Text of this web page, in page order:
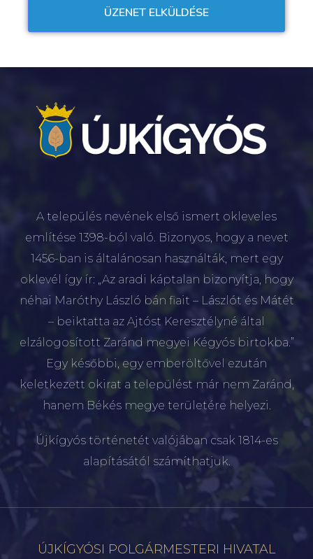
A település nevének első ismert okleveles
említése 1398-ból való. Bizonyos, hogy a nevet
1456-ban is általánosan használták, mert egy
oklevél így ír: „Az aradi káptalan bizonyítja, hogy
néhai Maróthy László bán fiait – Lászlót és Mátét
– beiktatta az Ajtóst Keresztélyné által
elzálogosított Zaránd megyei Kégyós birtokba.”
Egy későbbi, egy emberöltővel ezután
keletkezett okirat a települést már nem Zaránd,
hanem Békés megye területére helyezi.
Újkígyós történetét valójában csak 1814-es
alapításától számíthatjuk.
ÚJKÍGYÓSI POLGÁRMESTERI HIVATAL